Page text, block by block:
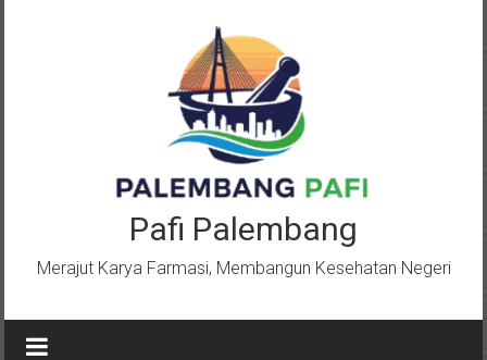
Pafi Palembang
Merajut Karya Farmasi, Membangun Kesehatan Negeri